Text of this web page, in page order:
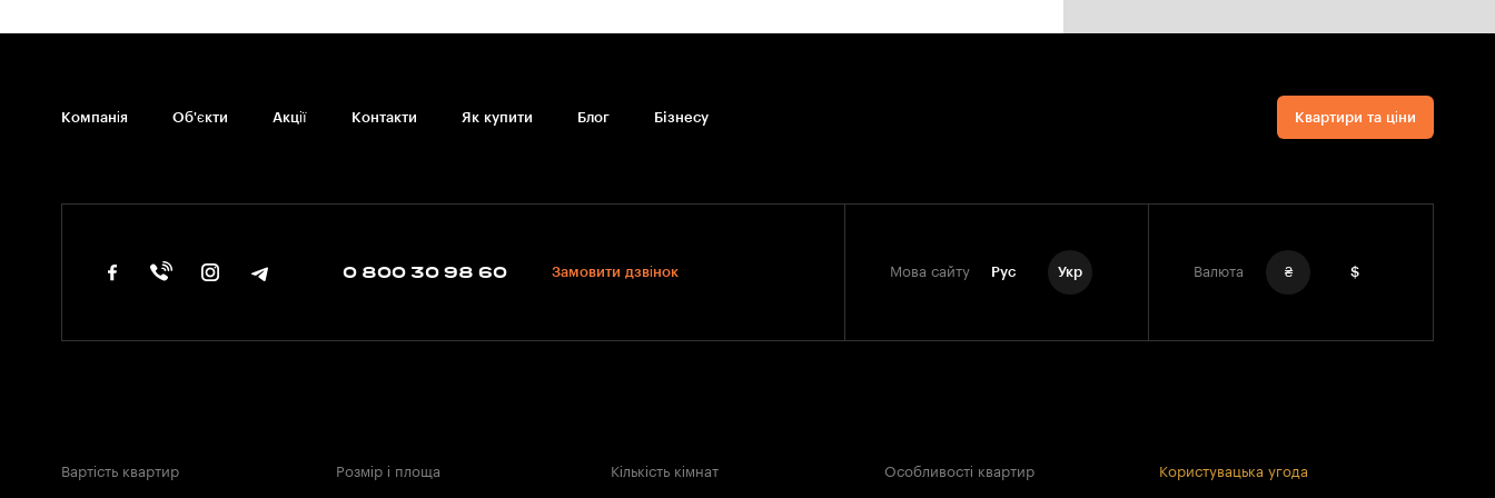
Компанія Об'єкти Акції Контакти Як купити Блог Бiзнесу Квартири та ціни
0 800 30 98 60 Замовити дзвінок Мова сайту Рус Укр Валюта ₴ $
Вартість квартир Розмір і площа Кількість кімнат Особливості квартир Користувацька угода